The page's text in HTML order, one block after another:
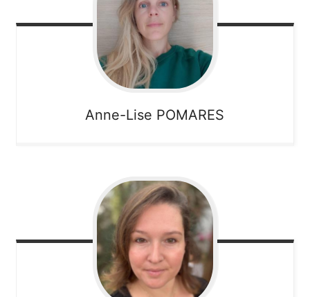
Anne-Lise POMARES